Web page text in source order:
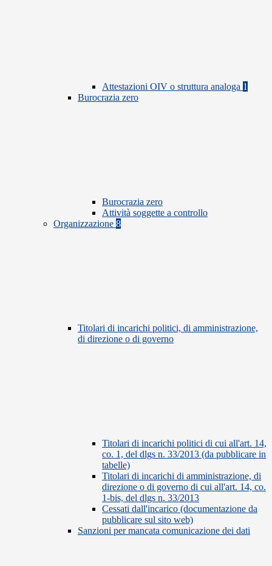
Attestazioni OIV o struttura analoga 1
Burocrazia zero
Burocrazia zero
Attività soggette a controllo
Organizzazione 8
Titolari di incarichi politici, di amministrazione,
di direzione o di governo
Titolari di incarichi politici di cui all'art. 14,
co. 1, del dlgs n. 33/2013 (da pubblicare in
tabelle)
Titolari di incarichi di amministrazione, di
direzione o di governo di cui all'art. 14, co.
1-bis, del dlgs n. 33/2013
Cessati dall'incarico (documentazione da
pubblicare sul sito web)
Sanzioni per mancata comunicazione dei dati